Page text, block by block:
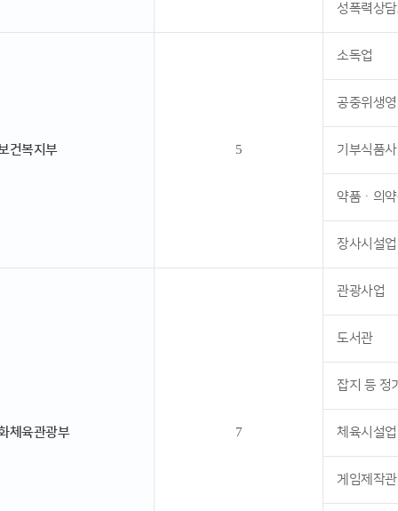
성폭력상
건복지부 5
소독업
공중위생
기부식품
약품ㆍ의
장사시설업
체육관광부 7
관광사업
도서관
잡지 등 정
체육시설업
게임제작